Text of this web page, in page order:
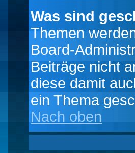
Was sind
Themen
Board-
Beiträge nicht
diese damit
ein Thema
Nach oben